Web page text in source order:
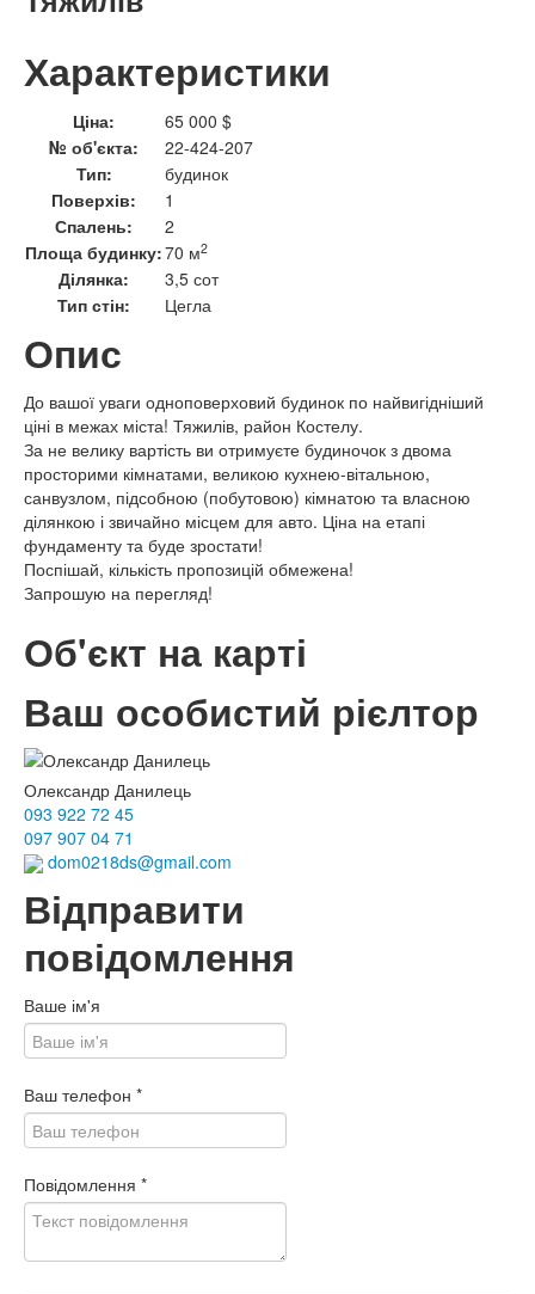
Характеристики
Ціна:
65 000 $
№ об'єкта:
22-424-207
Тип:
будинок
Поверхів:
1
Спалень:
2
Площа будинку:70 м2
Ділянка:
3,5 сот
Тип стін:
Цегла
Опис
До вашої уваги одноповерховий будинок по найвигідніший
ціні в межах міста! Тяжилів, район Костелу.
За не велику вартість ви отримуєте будиночок з двома
просторими кімнатами, великою кухнею-вітальною,
санвузлом, підсобною (побутовою) кімнатою та власною
ділянкою і звичайно місцем для авто. Ціна на етапі
фундаменту та буде зростати!
Поспішай, кількість пропозицій обмежена!
Запрошую на перегляд!
Об'єкт на карті
Ваш особистий рієлтор
Олександр Данилець
093 922 72 45
097 907 04 71
dom0218ds@gmail.com
Відправити
повідомлення
Ваше ім'я
Ваш телефон *
Повідомлення *